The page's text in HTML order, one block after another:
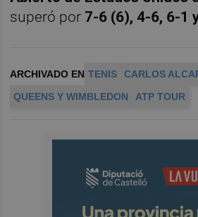
superó por 7-6 (6), 4-6, 6-1
ARCHIVADO EN TENIS
CARLOS
QUEENS Y WIMBLEDON
ATP TOUR